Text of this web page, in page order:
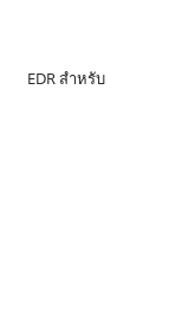
EDR สำหรับ